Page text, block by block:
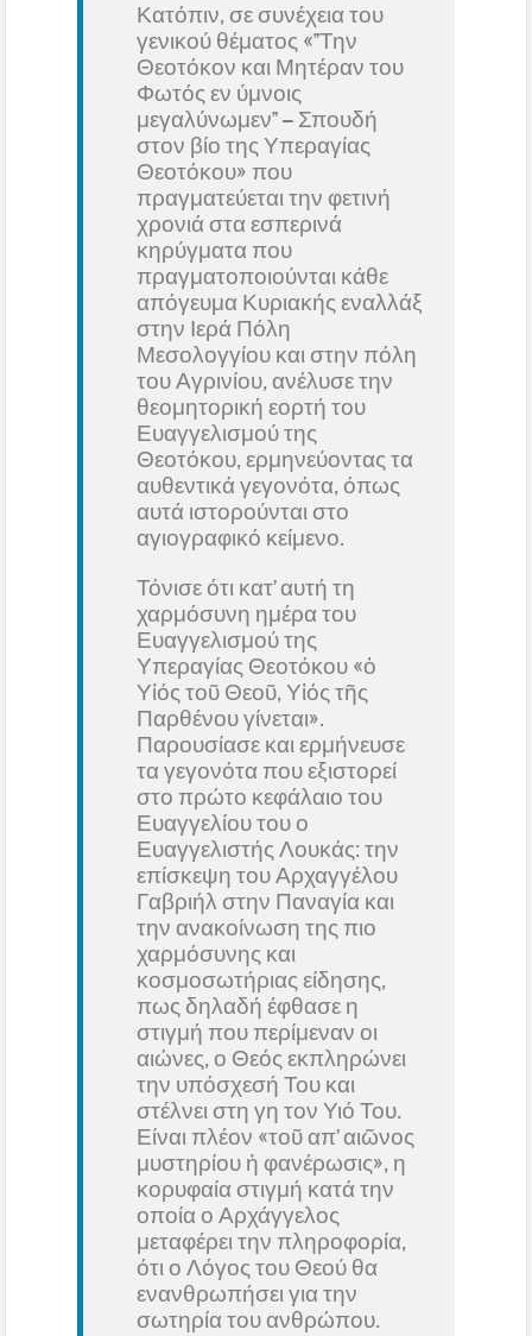
Κατόπιν, σε συνέχεια του
γενικού θέματος «”Την
Θεοτόκον και Μητέραν του
Φωτός εν ύμνοις
μεγαλύνωμεν” – Σπουδή
στον βίο της Υπεραγίας
Θεοτόκου» που
πραγματεύεται την φετινή
χρονιά στα εσπερινά
κηρύγματα που
πραγματοποιούνται κάθε
απόγευμα Κυριακής εναλλάξ
στην Ιερά Πόλη
Μεσολογγίου και στην πόλη
του Αγρινίου, ανέλυσε την
θεομητορική εορτή του
Ευαγγελισμού της
Θεοτόκου, ερμηνεύοντας τα
αυθεντικά γεγονότα, όπως
αυτά ιστορούνται στο
αγιογραφικό κείμενο.
Τόνισε ότι κατ’ αυτή τη
χαρμόσυνη ημέρα του
Ευαγγελισμού της
Υπεραγίας Θεοτόκου «ὁ
Υἰός τοῦ Θεοῦ, Υἱός τῆς
Παρθένου γίνεται».
Παρουσίασε και ερμήνευσε
τα γεγονότα που εξιστορεί
στο πρώτο κεφάλαιο του
Ευαγγελίου του ο
Ευαγγελιστής Λουκάς: την
επίσκεψη του Αρχαγγέλου
Γαβριήλ στην Παναγία και
την ανακοίνωση της πιο
χαρμόσυνης και
κοσμοσωτήριας είδησης,
πως δηλαδή έφθασε η
στιγμή που περίμεναν οι
αιώνες, ο Θεός εκπληρώνει
την υπόσχεσή Του και
στέλνει στη γη τον Υιό Του.
Είναι πλέον «τοῦ απ’ αιῶνος
μυστηρίου ἡ φανέρωσις», η
κορυφαία στιγμή κατά την
οποία ο Αρχάγγελος
μεταφέρει την πληροφορία,
ότι ο Λόγος του Θεού θα
ενανθρωπήσει για την
σωτηρία του ανθρώπου.